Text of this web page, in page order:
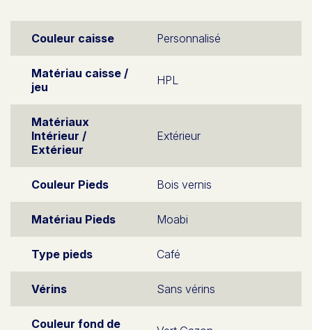
Couleur caisse Personnalisé
Matériau caisse /
jeu
HPL
Matériaux
Intérieur /
Extérieur
Extérieur
Couleur Pieds Bois vernis
Matériau Pieds Moabi
Type pieds Café
Vérins Sans vérins
Couleur fond de